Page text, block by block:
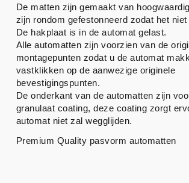
De matten zijn gemaakt van
zijn rondom gefestonneerd zodat het niet
De hakplaat is in de automat gelast.
Alle automatten zijn voorzien van de
montagepunten zodat u de automat
vastklikken op de aanwezige originele
bevestigingspunten.
De onderkant van de automatten zijn
granulaat coating, deze coating zorgt
automat niet zal wegglijden.
Premium Quality pasvorm automatten